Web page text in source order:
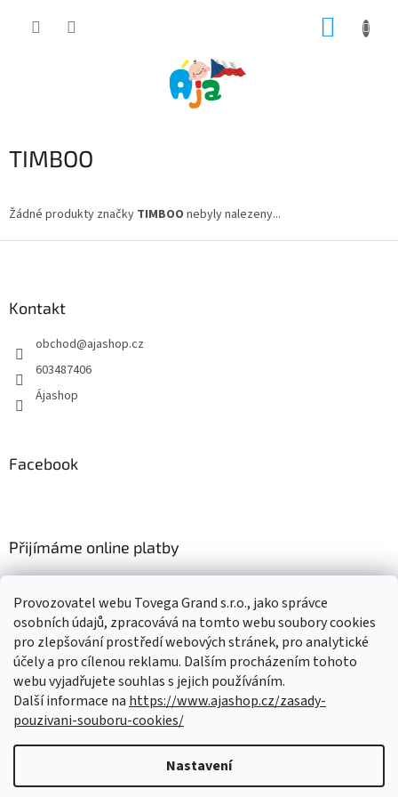
Provozovatel webu Tovega Grand s.r.o., jako správce
osobních údajů, zpracovává na tomto webu soubory cookies
pro zlepšování prostředí webových stránek, pro analytické
účely a pro cílenou reklamu. Dalším procházením tohoto
webu vyjadřujete souhlas s jejich používáním.
Další informace na https://www.ajashop.cz/zasady-
pouzivani-souboru-cookies/
Nastavení
TIMBOO
Žádné produkty značky TIMBOO nebyly nalezeny...
Kontakt
obchod@ajashop.cz
603487406
Ájashop
Facebook
Přijímáme online platby
Nákupní košík
0KS /0 KČ
Vytvořil Shoptet